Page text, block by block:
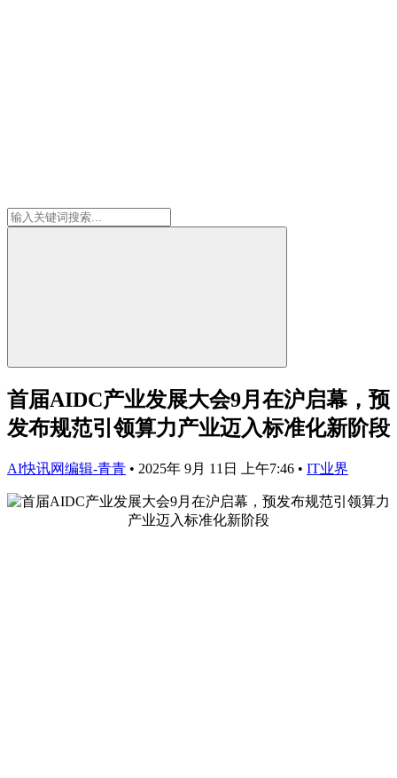
首届AIDC产业发展大会9月在沪启幕，预
发布规范引领算力产业迈入标准化新阶段
AI快讯网编辑-青青 • 2025年 9月 11日 上午7:46 • IT业界